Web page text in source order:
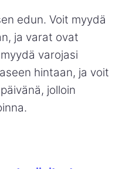
edun. Voit myydä
ja varat ovat
varojasi
hintaan, ja voit
jolloin